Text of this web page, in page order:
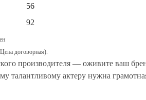
56
92
договорная).
производителя — оживите ваш
талантливому актеру нужна